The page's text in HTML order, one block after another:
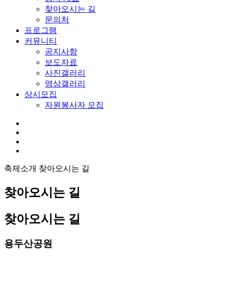
찾아오시는 길
문의처
프로그램
커뮤니티
공지사항
보도자료
사진갤러리
영상갤러리
상시모집
자원봉사자 모집
축제소개 찾아오시는 길
찾아오시는 길
찾아오시는 길
용두산공원